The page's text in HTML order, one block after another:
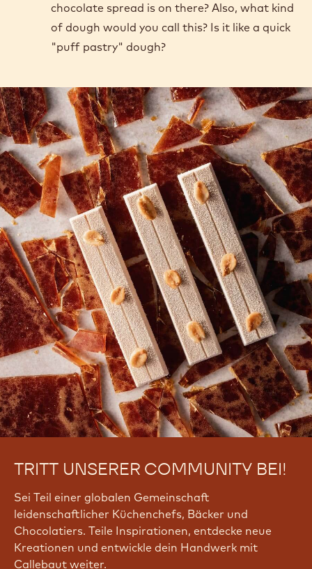
chocolate spread is on there? Also, what kind
of dough would you call this? Is it like a quick
"puff pastry" dough?
TRITT UNSERER COMMUNITY BEI!
Sei Teil einer globalen Gemeinschaft
leidenschaftlicher Küchenchefs, Bäcker und
Chocolatiers. Teile Inspirationen, entdecke neue
Kreationen und entwickle dein Handwerk mit
Callebaut weiter.